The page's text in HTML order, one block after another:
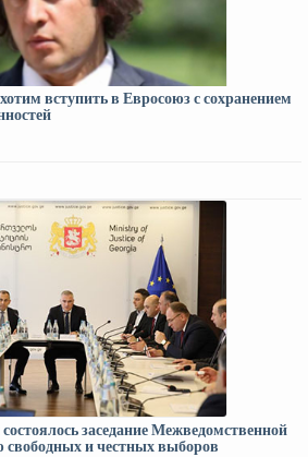
вступить в Евросоюз с сохранением
заседание Межведомственной
свободных и честных выборов